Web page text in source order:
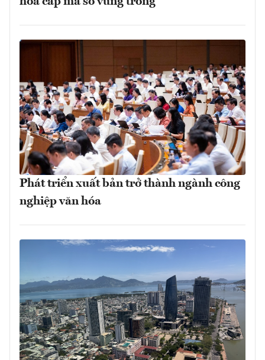
Phát triển xuất bản trở thành ngành công
nghiệp văn hóa